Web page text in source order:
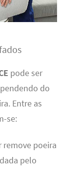
pode ser
do
Entre as
se:
remove poeira
pelo